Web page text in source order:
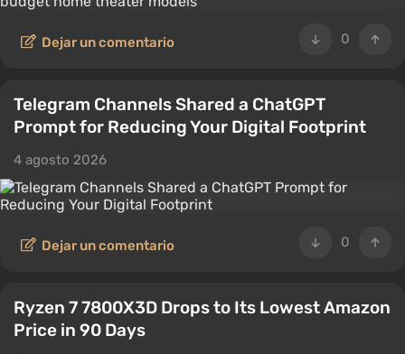
0
Dejar un comentario
Telegram Channels Shared a ChatGPT
Prompt for Reducing Your Digital Footprint
4 agosto 2026
0
Dejar un comentario
Ryzen 7 7800X3D Drops to Its Lowest Amazon
Price in 90 Days